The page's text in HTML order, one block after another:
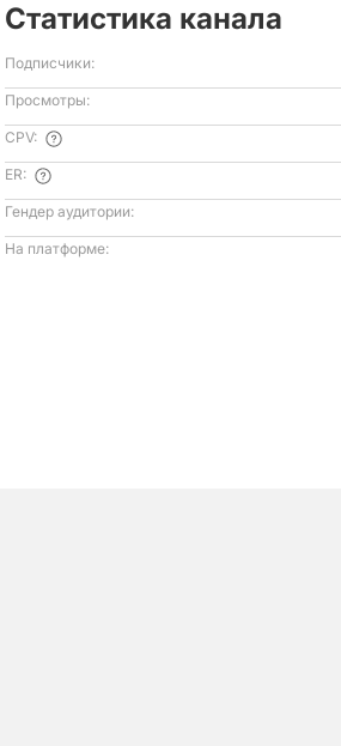
Статистика канала
Подписчики:
Просмотры:
CPV:
ER:
Гендер аудитории:
На платформе: